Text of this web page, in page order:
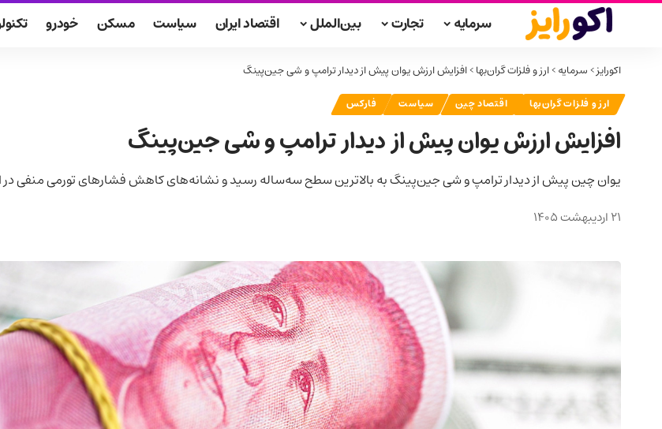
سرمایه تجارت بین‌الملل اقتصاد ایران سیاست مسکن خودرو
اکورایز>سرمایه>ارز و فلزات گران‌بها>افزایش ارزش یوان پیش از دیدار ترامپ و شی جین‌پینگ
ارز و فلزات گران‌بها اقتصاد چین سیاست فارکس
افزایش ارزش یوان پیش از دیدار ترامپ و شی جین‌پینگ
یوان چین پیش از دیدار ترامپ و شی جین‌پینگ به بالاترین سطح سه‌ساله رسید و نشانه‌های کاهش فشارهای تورمی منفی
21 اردیبهشت 1405